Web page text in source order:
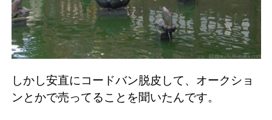
しかし安直にコードバン脱皮して、オークショ
ンとかで売ってることを聞いたんです。